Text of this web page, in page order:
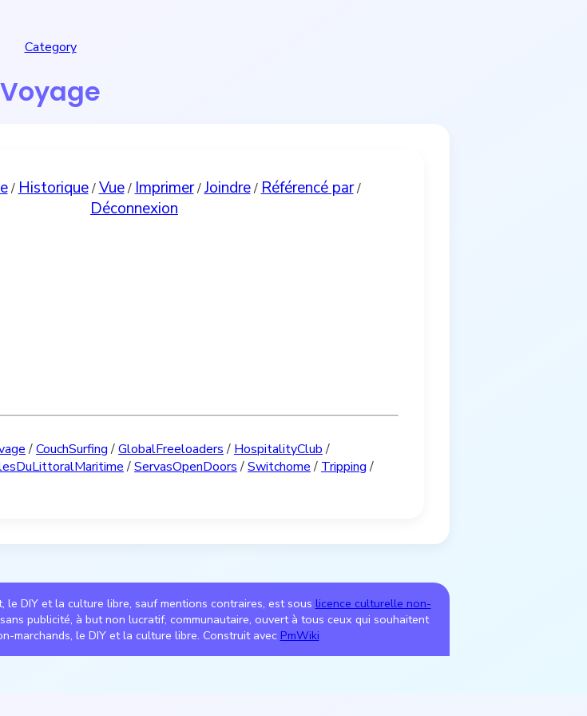
Category
Voyage
/Historique/Vue/Imprimer/Joindre/Référencé par/
Déconnexion
/CouchSurfing/GlobalFreeloaders/HospitalityClub/
/ServasOpenDoors/Switchome/Tripping/
DIY et la culture libre, sauf mentions contraires, est sous licence culturelle non-
publicité, à but non lucratif, communautaire, ouvert à tous ceux qui souhaitent
marchands, le DIY et la culture libre. Construit avec PmWiki